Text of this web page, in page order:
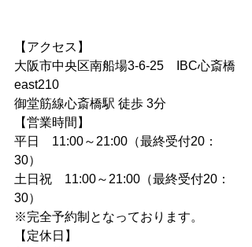
【アクセス】
大阪市中央区南船場3-6-25　IBC心斎橋
east210
御堂筋線心斎橋駅 徒歩 3分
【営業時間】
平日　11:00～21:00（最終受付20：
30）
土日祝　11:00～21:00（最終受付20：
30）
※完全予約制となっております。
【定休日】